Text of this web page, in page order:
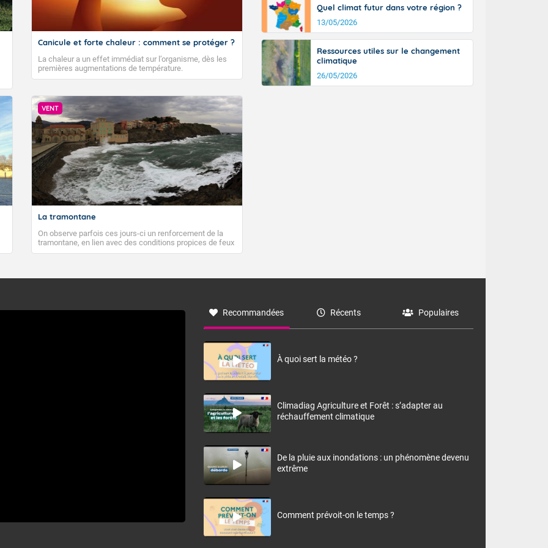
Canicule et forte chaleur : comment se protéger ?
La chaleur a un effet immédiat sur l’organisme, dès les
premières augmentations de température.
VENT
La tramontane
On observe parfois ces jours-ci un renforcement de la
tramontane, en lien avec des conditions propices de feux
de forêt. Mais qu'est-ce que la tramontane ? Quelles sont
à nord-ouest, dans un secteur qui part du Roussillon à la
monts, en allusion aux régions montagneuses d’où
Quel climat futur dans votre région ?
13/05/2026
Ressources utiles sur le changement
climatique
26/05/2026
Recommandées Récents Populaires
À quoi sert la météo ?
Climadiag Agriculture et Forêt : s’adapter au
réchauffement climatique
De la pluie aux inondations : un phénomène devenu
extrême
Comment prévoit-on le temps ?